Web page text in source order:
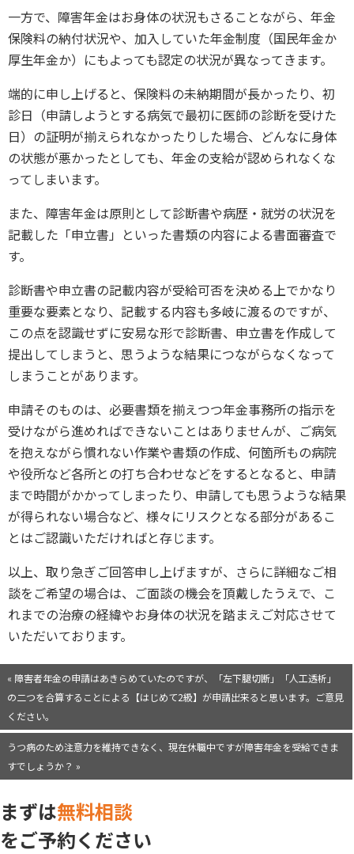
一方で、障害年金はお身体の状況もさることながら、年金
保険料の納付状況や、加入していた年金制度（国民年金か
厚生年金か）にもよっても認定の状況が異なってきます。
端的に申し上げると、保険料の未納期間が長かったり、初
診日（申請しようとする病気で最初に医師の診断を受けた
日）の証明が揃えられなかったりした場合、どんなに身体
の状態が悪かったとしても、年金の支給が認められなくな
ってしまいます。
また、障害年金は原則として診断書や病歴・就労の状況を
記載した「申立書」といった書類の内容による書面審査で
す。
診断書や申立書の記載内容が受給可否を決める上でかなり
重要な要素となり、記載する内容も多岐に渡るのですが、
この点を認識せずに安易な形で診断書、申立書を作成して
提出してしまうと、思うような結果につながらなくなって
しまうことがあります。
申請そのものは、必要書類を揃えつつ年金事務所の指示を
受けながら進めればできないことはありませんが、ご病気
を抱えながら慣れない作業や書類の作成、何箇所もの病院
や役所など各所との打ち合わせなどをするとなると、申請
まで時間がかかってしまったり、申請しても思うような結果
が得られない場合など、様々にリスクとなる部分があるこ
とはご認識いただければと存じます。
以上、取り急ぎご回答申し上げますが、さらに詳細なご相
談をご希望の場合は、ご面談の機会を頂戴したうえで、こ
れまでの治療の経緯やお身体の状況を踏まえご対応させて
いただいております。
« 障害者年金の申請はあきらめていたのですが、「左下腿切断」「人工透析」
の二つを合算することによる【はじめて2級】が申請出来ると思います。ご意見
ください。
うつ病のため注意力を維持できなく、現在休職中ですが障害年金を受給できま
すでしょうか？ »
まずは無料相談
をご予約ください